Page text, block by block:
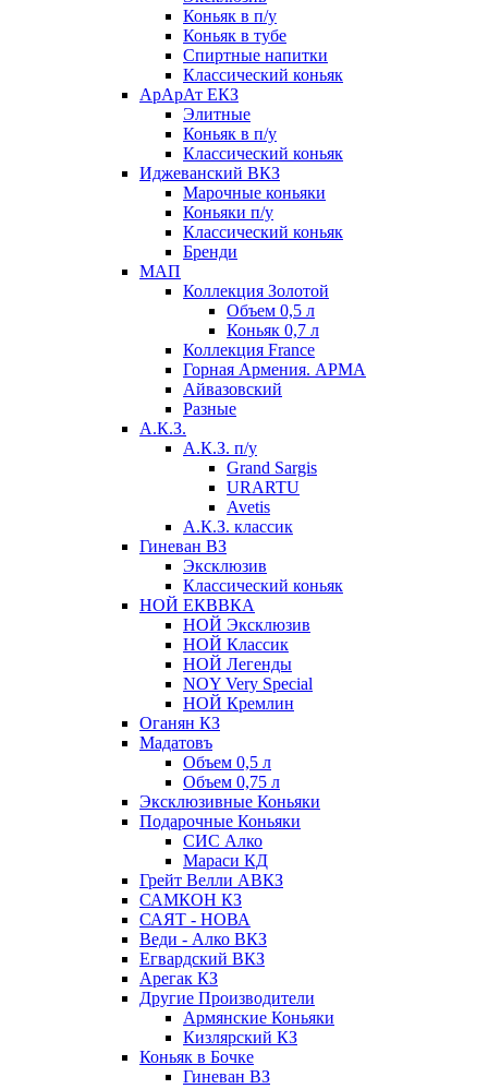
Коньяк в п/у
Коньяк в тубе
Спиртные напитки
Классический коньяк
АрАрАт ЕКЗ
Элитные
Коньяк в п/у
Классический коньяк
Иджеванский ВКЗ
Марочные коньяки
Коньяки п/у
Классический коньяк
Бренди
МАП
Коллекция Золотой
Объем 0,5 л
Коньяк 0,7 л
Коллекция France
Горная Армения. АРМА
Айвазовский
Разные
А.К.З.
А.К.З. п/у
Grand Sargis
URARTU
Avetis
А.К.З. классик
Гиневан ВЗ
Эксклюзив
Классический коньяк
НОЙ ЕКВВКА
НОЙ Эксклюзив
НОЙ Классик
НОЙ Легенды
NOY Very Speсial
НОЙ Кремлин
Оганян КЗ
Мадатовъ
Объем 0,5 л
Объем 0,75 л
Эксклюзивные Коньяки
Подарочные Коньяки
СИС Алко
Мараси КД
Грейт Велли АВКЗ
САМКОН КЗ
САЯТ - НОВА
Веди - Алко ВКЗ
Егвардский ВКЗ
Арегак КЗ
Другие Производители
Армянские Коньяки
Кизлярский КЗ
Коньяк в Бочке
Гиневан ВЗ